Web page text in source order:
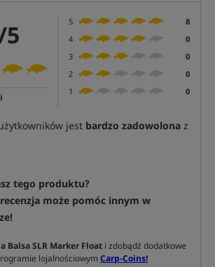
5 5
8
4
0
3
0
2
0
1
0
jest bardzo zadowolona z
tego produktu?
może pomóc innym w
Balsa SLR Marker Float i zdobądź dodatkowe
lojalnościowymCarp-Coins!